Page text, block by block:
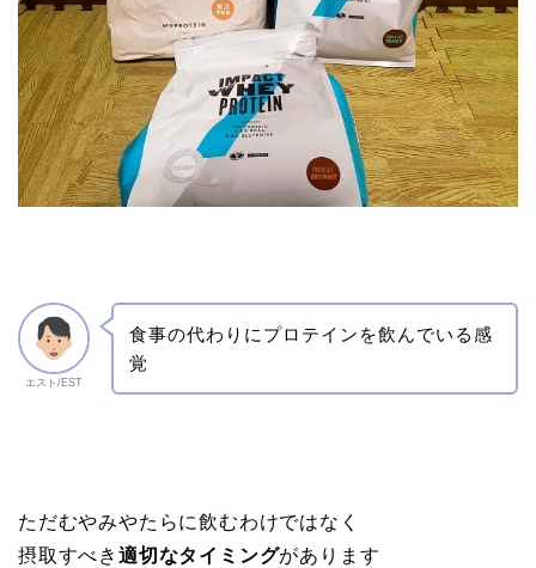
エスト/EST
食事の代わりにプロテインを飲んでいる感
覚
ただむやみやたらに飲むわけではなく
摂取すべき 適切なタイミングがあります